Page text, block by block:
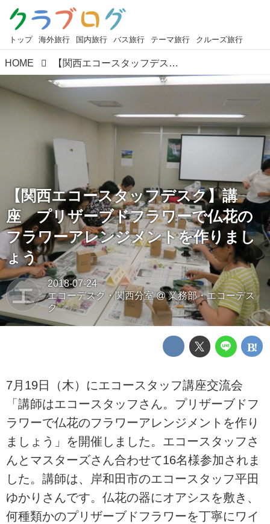
トップ 海外旅行 国内旅行 バス旅行 テーマ旅行 クルーズ旅行
HOME 【関西エコースタッフデスク】講座 プリザーブドフラワーで仏花のフラワーアレンジメントを作りましょう
【関西エコースタッフデスク】講
座 プリザーブドフラワーで仏花の
フラワーアレンジメントを作りまし
ょう
エ
2018-07-24
エコーデスク・関西分室@業務部・エコーデス
ク
7月19日（木）にエコースタッフ講座交流会
「講師はエコースタッフさん。プリザーブドフ
ラワーで仏花のフラワーアレンジメントを作り
ましょう」を開催しました。エコースタッフさ
んとマスターズさん合わせて16名様参加されま
した。講師は、岸和田市のエコースタッフ平田
ゆかりさんです。仏花の器にオアシスを敷き、
何種類かのプリザーブドフラワーを丁寧にワイ